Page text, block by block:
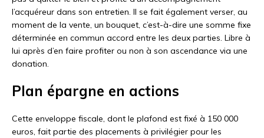
l’acquéreur dans son entretien. Il se fait également verser, au
moment de la vente, un bouquet, c’est-à-dire une somme fixe
déterminée en commun accord entre les deux parties. Libre à
lui après d’en faire profiter ou non à son ascendance via une
donation.
Plan épargne en actions
Cette enveloppe fiscale, dont le plafond est fixé à 150 000
euros, fait partie des placements à privilégier pour les